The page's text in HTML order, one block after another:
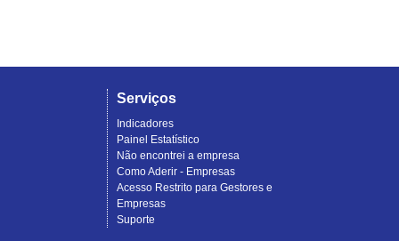
Serviços
Indicadores
Painel Estatístico
Não encontrei a empresa
Como Aderir - Empresas
Acesso Restrito para Gestores e
Empresas
Suporte